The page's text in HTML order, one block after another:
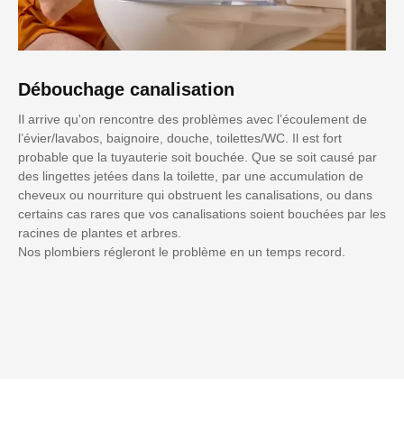
Débouchage canalisation
Il arrive qu'on rencontre des problèmes avec l’écoulement de
l’évier/lavabos, baignoire, douche, toilettes/WC. Il est fort
probable que la tuyauterie soit bouchée. Que se soit causé par
des lingettes jetées dans la toilette, par une accumulation de
cheveux ou nourriture qui obstruent les canalisations, ou dans
certains cas rares que vos canalisations soient bouchées par les
racines de plantes et arbres.
Nos plombiers régleront le problème en un temps record.